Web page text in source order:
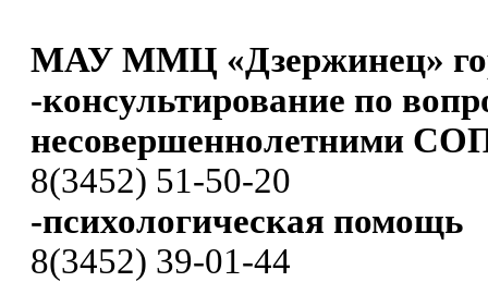
МАУ ММЦ «Дзержинец»
-консультирование по
несовершеннолетними
8(3452) 51-50-20
-психологическая помощь
8(3452) 39-01-44